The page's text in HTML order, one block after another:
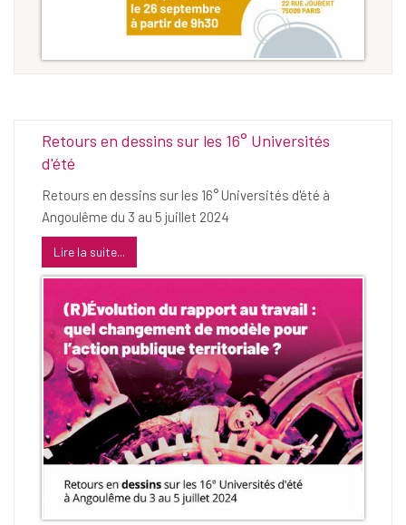
Retours en dessins sur les 16° Universités
d'été
Retours en dessins sur les 16° Universités d'été à
Angoulême du 3 au 5 juillet 2024
Lire la suite...